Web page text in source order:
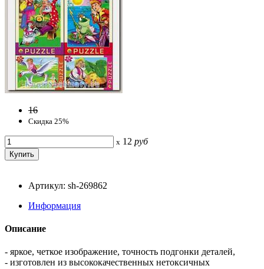
16
Скидка 25%
x 12 руб
Артикул: sh-269862
Информация
Описание
- яркое, четкое изображение, точность подгонки деталей,
- изготовлен из высококачественных нетоксичных